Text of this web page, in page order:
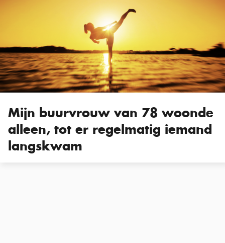
Mijn buurvrouw van 78 woonde
alleen, tot er regelmatig iemand
langskwam